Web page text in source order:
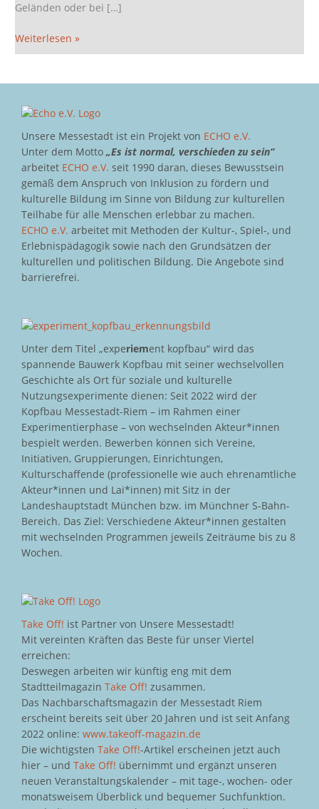
Geländen oder bei […]
Weiterlesen »
Unsere Messestadt ist ein Projekt von ECHO e.V.
Unter dem Motto „Es ist normal, verschieden zu sein“
arbeitet ECHO e.V. seit 1990 daran, dieses Bewusstsein
gemäß dem Anspruch von Inklusion zu fördern und
kulturelle Bildung im Sinne von Bildung zur kulturellen
Teilhabe für alle Menschen erlebbar zu machen.
ECHO e.V. arbeitet mit Methoden der Kultur-, Spiel-, und
Erlebnispädagogik sowie nach den Grundsätzen der
kulturellen und politischen Bildung. Die Angebote sind
barrierefrei.
Unter dem Titel „experiement kopfbau“ wird das
spannende Bauwerk Kopfbau mit seiner wechselvollen
Geschichte als Ort für soziale und kulturelle
Nutzungsexperimente dienen: Seit 2022 wird der
Kopfbau Messestadt-Riem – im Rahmen einer
Experimentierphase – von wechselnden Akteur*innen
bespielt werden. Bewerben können sich Vereine,
Initiativen, Gruppierungen, Einrichtungen,
Kulturschaffende (professionelle wie auch ehrenamtliche
Akteur*innen und Lai*innen) mit Sitz in der
Landeshauptstadt München bzw. im Münchner S-Bahn-
Bereich. Das Ziel: Verschiedene Akteur*innen gestalten
mit wechselnden Programmen jeweils Zeiträume bis zu 8
Wochen.
Take Off! ist Partner von Unsere Messestadt!
Mit vereinten Kräften das Beste für unser Viertel
erreichen:
Deswegen arbeiten wir künftig eng mit dem
Stadtteilmagazin Take Off! zusammen.
Das Nachbarschaftsmagazin der Messestadt Riem
erscheint bereits seit über 20 Jahren und ist seit Anfang
2022 online: www.takeoff-magazin.de
Die wichtigsten Take Off!-Artikel erscheinen jetzt auch
hier – und Take Off! übernimmt und ergänzt unseren
neuen Veranstaltungskalender – mit tage-, wochen- oder
monatsweisem Überblick und bequemer Suchfunktion.